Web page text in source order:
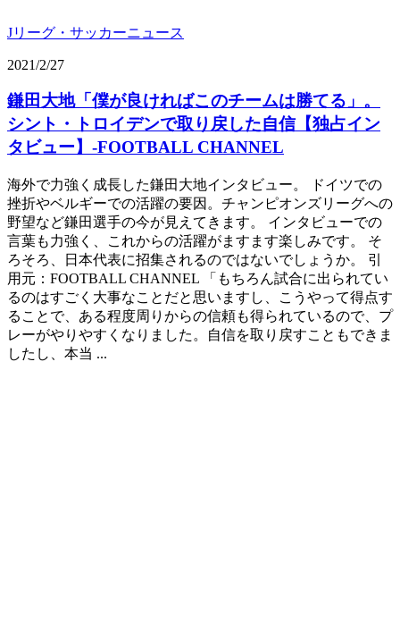
Jリーグ・サッカーニュース
2021/2/27
鎌田大地「僕が良ければこのチームは勝てる」。
シント・トロイデンで取り戻した自信【独占イン
タビュー】-FOOTBALL CHANNEL
海外で力強く成長した鎌田大地インタビュー。 ドイツでの
挫折やベルギーでの活躍の要因。チャンピオンズリーグへの
野望など鎌田選手の今が見えてきます。 インタビューでの
言葉も力強く、これからの活躍がますます楽しみです。 そ
ろそろ、日本代表に招集されるのではないでしょうか。 引
用元：FOOTBALL CHANNEL 「もちろん試合に出られてい
るのはすごく大事なことだと思いますし、こうやって得点す
ることで、ある程度周りからの信頼も得られているので、プ
レーがやりやすくなりました。自信を取り戻すこともできま
したし、本当 ...